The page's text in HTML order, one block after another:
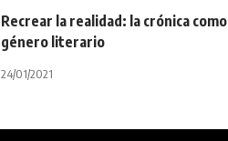
Recrear la realidad: la crónica como
género literario
24/01/2021